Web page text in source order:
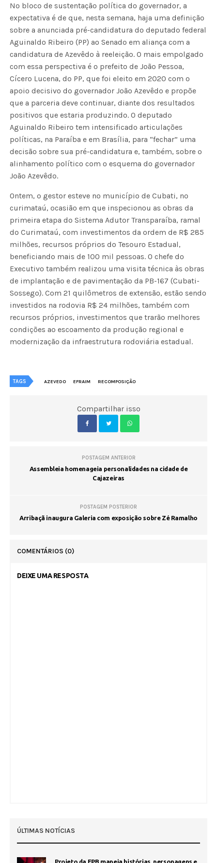
No bloco de sustentação política do governador, a
expectativa é de que, nesta semana, haja uma definição
sobre a anunciada pré-candidatura do deputado federal
Aguinaldo Ribeiro (PP) ao Senado em aliança com a
candidatura de Azevêdo à reeleição. O mais empolgado
com essa perspectiva é o prefeito de João Pessoa,
Cícero Lucena, do PP, que foi eleito em 2020 com o
apoio decisivo do governador João Azevêdo e propõe
que a parceria deve continuar, diante dos resultados
positivos que estaria produzindo. O deputado
Aguinaldo Ribeiro tem intensificado articulações
políticas, na Paraíba e em Brasília, para “fechar” uma
decisão sobre sua pré-candidatura e, também, sobre o
alinhamento político com o esquema do governador
João Azevêdo.
Ontem, o gestor esteve no município de Cubati, no
curimataú, ocasião em que inspecionou as obras da
primeira etapa do Sistema Adutor Transparaíba, ramal
do Curimataú, com investimentos da ordem de R$ 285
milhões, recursos próprios do Tesouro Estadual,
beneficiando mais de 100 mil pessoas. O chefe do
Executivo também realizou uma visita técnica às obras
de implantação e de pavimentação da PB-167 (Cubati-
Sossego). Com 21 quilômetros de extensão, estão sendo
investidos na rodovia R$ 24 milhões, também com
recursos próprios, investimentos que trarão melhores
condições ao escoamento da produção regional e
modernização da infraestrutura rodoviária estadual.
TAGS AZEVEDO EFRAIM RECOMPOSIÇÃO
Compartilhar isso
POSTAGEM ANTERIOR
Assembleia homenageia personalidades na cidade de
Cajazeiras
POSTAGEM POSTERIOR
Arribaçã inaugura Galeria com exposição sobre Zé Ramalho
COMENTÁRIOS (0)
DEIXE UMA RESPOSTA
ÚLTIMAS NOTÍCIAS
Projeto da FPB mapeia histórias, personagens e